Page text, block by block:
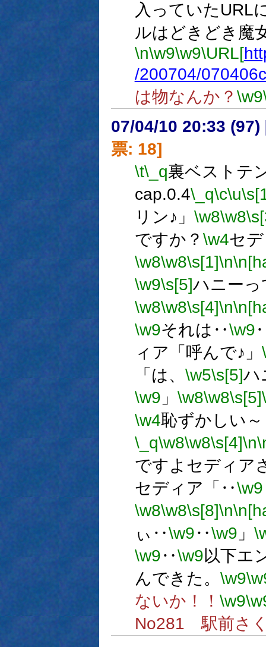
入っていたURL
ルはどきどき魔
\n\w9\w9\URL[
/200704/
は物なんか？ \w9
07/04/10 20:33 (97)
票: 18]
\t\_q裏ベストテ
cap.0.4\_q\c\u
リン♪」 \w8\w8
ですか？ \w4セ
\w8\w8\s[1]\n
\w9\s[5]ハニーっ
\w8\w8\s[4]\n
\w9それは‥\w9
ィア「呼んで♪」
「は、 \w5\s[5]ハ
\w9 」 \w8\w8\s[5]
\w4恥ずかしい
\_q\w8\w8\s[4]\n
ですよセディア
セディア「‥\w9
\w8\w8\s[8]\n
ぃ‥\w9‥\w9 」
\w9‥\w9以下エ
んできた。 \w9
ないか！！ \w9
No281 駅前さ